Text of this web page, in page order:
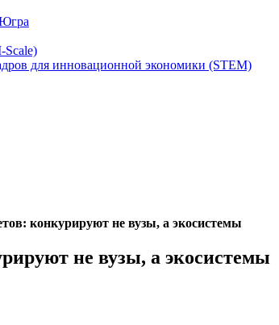
Scale)
для инновационной экономики (STEM)
конкурируют не вузы, а экосистемы
не вузы, а экосистемы